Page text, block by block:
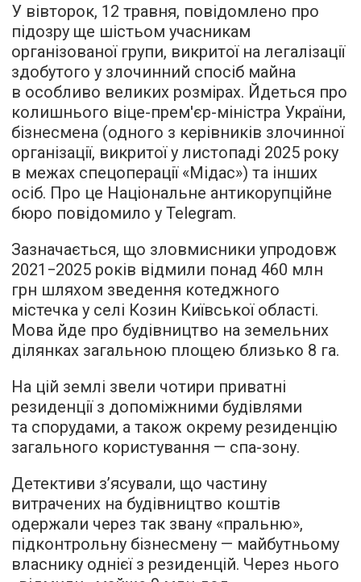
У вівторок, 12 травня, повідомлено про
підозру ще шістьом учасникам
організованої групи, викритої на легалізації
здобутого у злочинний спосіб майна
в особливо великих розмірах. Йдеться про
колишнього віце-прем'єр-міністра України,
бізнесмена (одного з керівників злочинної
організації, викритої у листопаді 2025 року
в межах спецоперації «Мідас») та інших
осіб. Про це Національне антикорупційне
бюро повідомило у Telegram.
Зазначається, що зловмисники упродовж
2021−2025 років відмили понад 460 млн
грн шляхом зведення котеджного
містечка у селі Козин Київської області.
Мова йде про будівництво на земельних
ділянках загальною площею близько 8 га.
На цій землі звели чотири приватні
резиденції з допоміжними будівлями
та спорудами, а також окрему резиденцію
загального користування — спа-зону.
Детективи з’ясували, що частину
витрачених на будівництво коштів
одержали через так звану «пральню»,
підконтрольну бізнесмену — майбутньому
власнику однієї з резиденцій. Через нього